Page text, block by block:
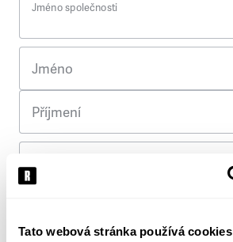
Tato webová stránka používá cookies
Jméno společnosti
Jméno
Příjmení
Ulice